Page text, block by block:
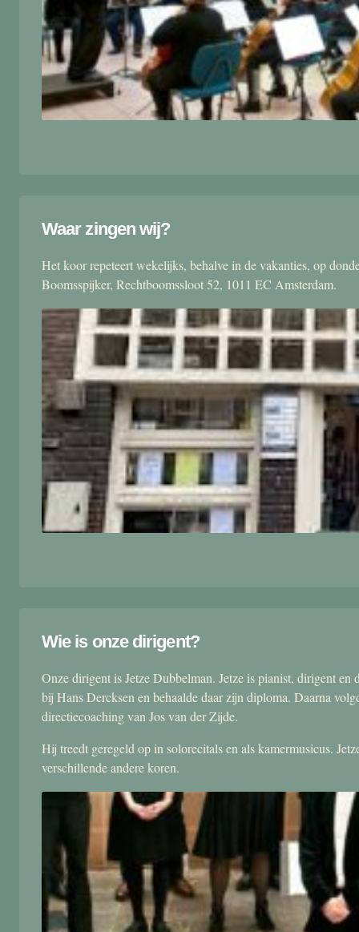
Waar zingen wij?
Het koor repeteert wekelijks, behalve in de vakanties, op
Boomsspijker, Rechtboomssloot 52, 1011 EC Amsterdam.
Wie is onze dirigent?
Onze dirigent is Jetze Dubbelman. Jetze is pianist, dirigent
bij Hans Dercksen en behaalde daar zijn diploma. Daarna
directiecoaching van Jos van der Zijde.
Hij treedt geregeld op in solorecitals en als kamermusicus.
verschillende andere koren.